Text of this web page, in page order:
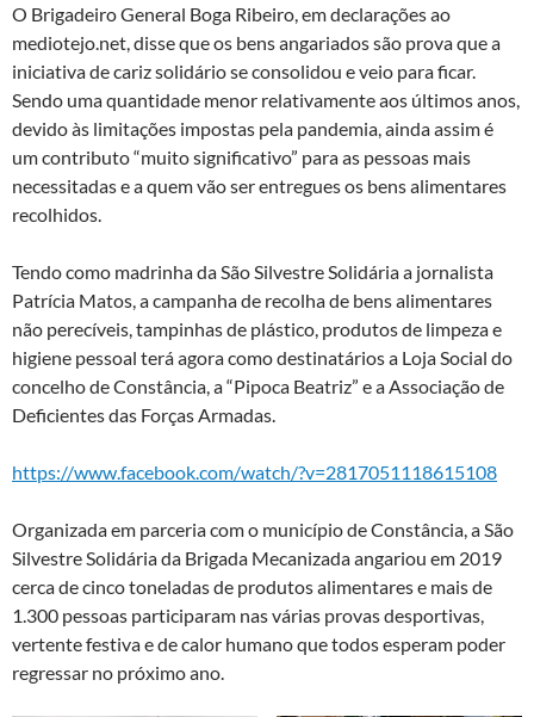
O Brigadeiro General Boga Ribeiro, em declarações ao
mediotejo.net, disse que os bens angariados são prova que a
iniciativa de cariz solidário se consolidou e veio para ficar.
Sendo uma quantidade menor relativamente aos últimos anos,
devido às limitações impostas pela pandemia, ainda assim é
um contributo “muito significativo” para as pessoas mais
necessitadas e a quem vão ser entregues os bens alimentares
recolhidos.
Tendo como madrinha da São Silvestre Solidária a jornalista
Patrícia Matos, a campanha de recolha de bens alimentares
não perecíveis, tampinhas de plástico, produtos de limpeza e
higiene pessoal terá agora como destinatários a Loja Social do
concelho de Constância, a “Pipoca Beatriz” e a Associação de
Deficientes das Forças Armadas.
https://www.facebook.com/watch/?v=2817051118615108
Organizada em parceria com o município de Constância, a São
Silvestre Solidária da Brigada Mecanizada angariou em 2019
cerca de cinco toneladas de produtos alimentares e mais de
1.300 pessoas participaram nas várias provas desportivas,
vertente festiva e de calor humano que todos esperam poder
regressar no próximo ano.